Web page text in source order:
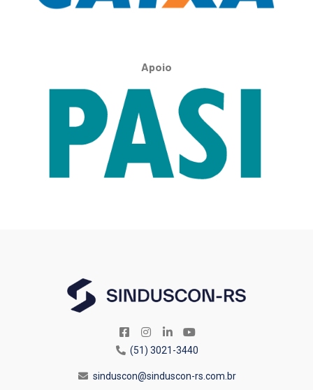
Apoio
(51) 3021-3440
sinduscon@sinduscon-rs.com.br